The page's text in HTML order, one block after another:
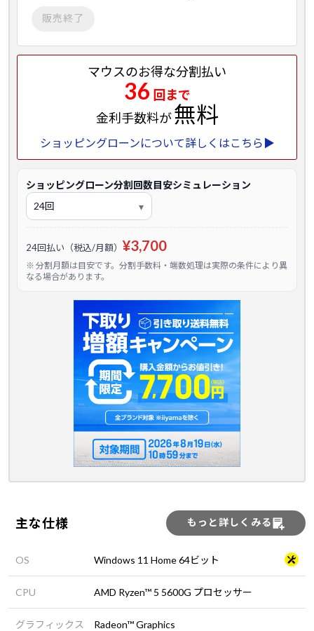
販売終了
マウスのお得な分割払い
36 回まで
金利手数料が無料
ショッピングローンについて詳しくはこちら▶
ショッピングローン分割回数目安シミュレーション
24回払い（税込/月額） ¥3,700
※ 分割月額は目安です。分割手数料・端数処理は実際の条件により異
なる場合があります。
主な仕様 もっと詳しくみる
OS Windows 11 Home 64ビット
CPU AMD Ryzen™ 5 5600G プロセッサー
グラフィックス Radeon™ Graphics